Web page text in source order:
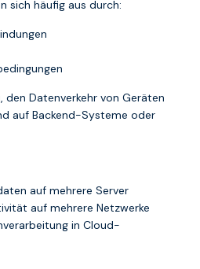
sich häufig aus durch:
den Datenverkehr von Geräten
auf Backend-Systeme oder
auf mehrere Server
auf mehrere Netzwerke
in Cloud-